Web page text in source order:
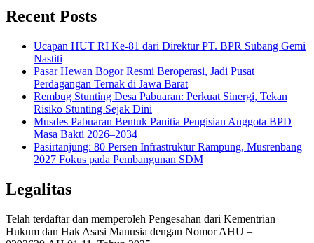
Recent Posts
Ucapan HUT RI Ke-81 dari Direktur PT. BPR Subang Gemi
Nastiti
Pasar Hewan Bogor Resmi Beroperasi, Jadi Pusat
Perdagangan Ternak di Jawa Barat
Rembug Stunting Desa Pabuaran: Perkuat Sinergi, Tekan
Risiko Stunting Sejak Dini
Musdes Pabuaran Bentuk Panitia Pengisian Anggota BPD
Masa Bakti 2026–2034
Pasirtanjung: 80 Persen Infrastruktur Rampung, Musrenbang
2027 Fokus pada Pembangunan SDM
Legalitas
Telah terdaftar dan memperoleh Pengesahan dari Kementrian
Hukum dan Hak Asasi Manusia dengan Nomor AHU –